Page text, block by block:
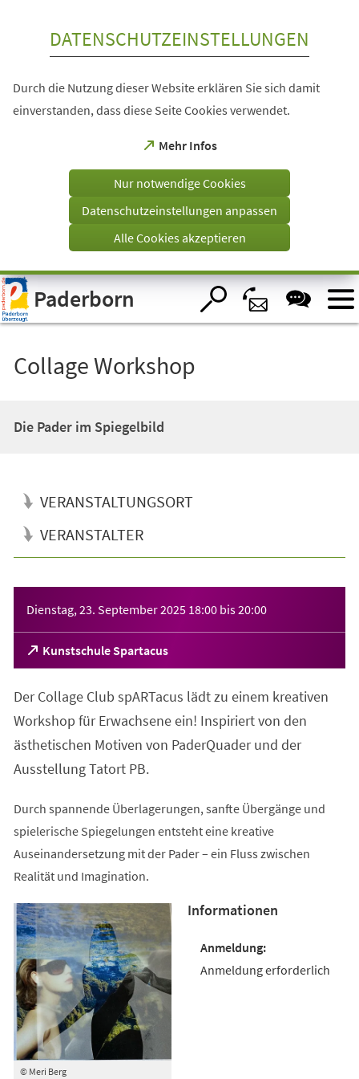
Visuelle
Assistenzsoftware
öffnen.
DATENSCHUTZEINSTELLUNGEN
Durch die Nutzung dieser Website erklären Sie sich damit
einverstanden, dass diese Seite Cookies verwendet.
Mehr Infos
(Öffnet
einem
Tab)
Nur notwendige Cookies
Datenschutzeinstellungen anpassen
Alle Cookies akzeptieren
Paderborn
Collage Workshop
Die Pader im Spiegelbild
VERANSTALTUNGSORT
VERANSTALTER
Dienstag, 23. September 2025 18:00 bis20:00
Kunstschule Spartacus
(Öffnet
in
neuen
Tab)
Der Collage Club spARTacus lädt zu einem kreativen
Workshop für Erwachsene ein! Inspiriert von den
ästhetischen Motiven von PaderQuader und der
Ausstellung Tatort PB.
Durch spannende Überlagerungen, sanfte Übergänge und
spielerische Spiegelungen entsteht eine kreative
Auseinandersetzung mit der Pader – ein Fluss zwischen
Realität und Imagination.
© Meri Berg
Informationen
Anmeldung erforderlich